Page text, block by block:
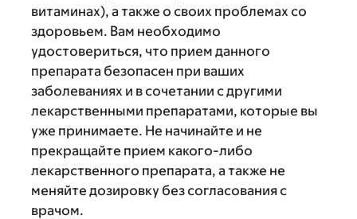
витаминах), а также о своих проблемах со
здоровьем. Вам необходимо
удостовериться, что прием данного
препарата безопасен при ваших
заболеваниях и в сочетании с другими
лекарственными препаратами, которые вы
уже принимаете. Не начинайте и не
прекращайте прием какого-либо
лекарственного препарата, а также не
меняйте дозировку без согласования с
врачом.